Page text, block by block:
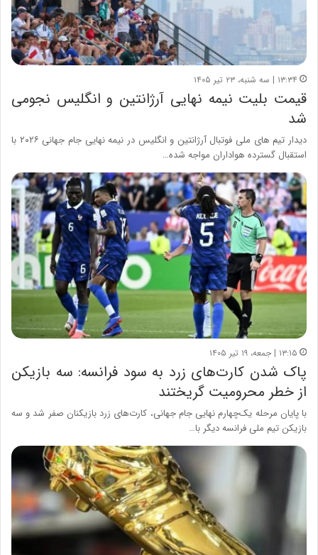
۱۳:۳۴ | سه شنبه، ۲۳ تیر ۱۴۰۵
قیمت بلیت نیمه نهایی آرژانتین و انگلیس نجومی
شد
دیدار تیم های ملی فوتبال آرژانتین و انگلیس در نیمه نهایی جام جهانی ۲۰۲۶ با
استقبال گسترده هواداران مواجه شده…
۱۳:۱۵ | جمعه، ۱۹ تیر ۱۴۰۵
پاک شدن کارت‌های زرد به سود فرانسه: سه بازیکن
از خطر محرومیت گریختند
با پایان مرحله یک‌چهارم نهایی جام جهانی، کارت‌های زرد بازیکنان صفر شد و سه
بازیکن تیم ملی فرانسه دیگر با…